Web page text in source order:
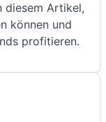
diesem Artikel,
können und
profitieren.